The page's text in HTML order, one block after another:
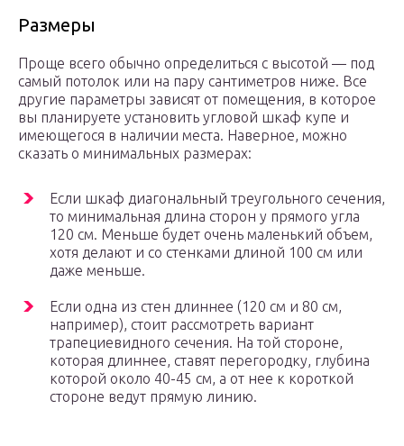
Размеры
Проще всего обычно определиться с высотой — под
самый потолок или на пару сантиметров ниже. Все
другие параметры зависят от помещения, в которое
вы планируете установить угловой шкаф купе и
имеющегося в наличии места. Наверное, можно
сказать о минимальных размерах:
Если шкаф диагональный треугольного сечения,
то минимальная длина сторон у прямого угла
120 см. Меньше будет очень маленький объем,
хотя делают и со стенками длиной 100 см или
даже меньше.
Если одна из стен длиннее (120 см и 80 см,
например), стоит рассмотреть вариант
трапециевидного сечения. На той стороне,
которая длиннее, ставят перегородку, глубина
которой около 40-45 см, а от нее к короткой
стороне ведут прямую линию.